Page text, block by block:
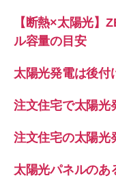
【断熱×太陽光】
ル容量の目安
太陽光発電は後付
注文住宅で太陽光
注文住宅の太陽光
太陽光パネルのあ